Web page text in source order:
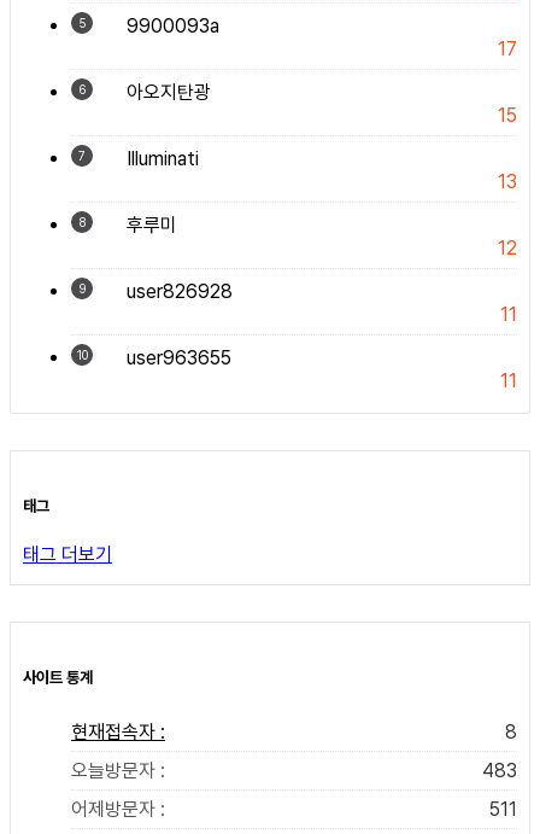
5
9900093a
17
6
아오지탄광
15
7
Illuminati
13
8
후루미
12
9
user826928
11
10
user963655
11
태그
태그 더보기
사이트 통계
현재접속자 :
8
오늘방문자 :
483
어제방문자 :
511